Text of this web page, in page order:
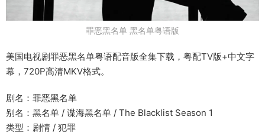
罪恶黑名单 黑名单粤语版
美国电视剧罪恶黑名单粤语配音版全集下载，粤配TV版+中文字
幕，720P高清MKV格式。
剧名：罪恶黑名单
别名：黑名单 / 谍海黑名单 / The Blacklist Season 1
类型：剧情 / 犯罪